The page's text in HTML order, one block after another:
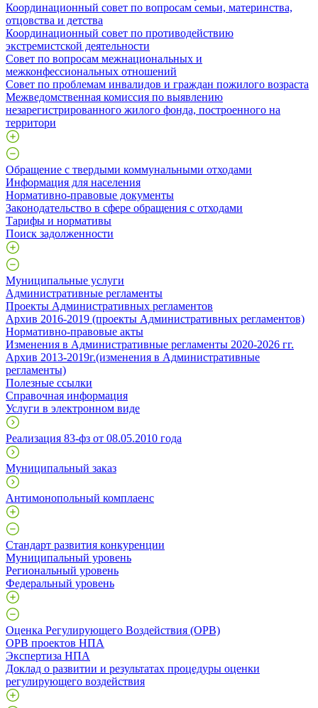
Координационный совет по вопросам семьи, материнства,
отцовства и детства
Координационный совет по противодействию
экстремистской деятельности
Совет по вопросам межнациональных и
межконфессиональных отношений
Совет по проблемам инвалидов и граждан пожилого возраста
Межведомственная комиссия по выявлению
незарегистрированного жилого фонда, построенного на
территори
Обращение с твердыми коммунальными отходами
Информация для населения
Нормативно-правовые документы
Законодательство в сфере обращения с отходами
Тарифы и нормативы
Поиск задолженности
Муниципальные услуги
Административные регламенты
Проекты Административных регламентов
Архив 2016-2019 (проекты Административных регламентов)
Нормативно-правовые акты
Изменения в Административные регламенты 2020-2026 гг.
Архив 2013-2019г.(изменения в Административные
регламенты)
Полезные ссылки
Справочная информация
Услуги в электронном виде
Реализация 83-фз от 08.05.2010 года
Муниципальный заказ
Антимонопольный комплаенс
Стандарт развития конкуренции
Муниципальный уровень
Региональный уровень
Федеральный уровень
Оценка Регулирующего Воздействия (ОРВ)
ОРВ проектов НПА
Экспертиза НПА
Доклад о развитии и результатах процедуры оценки
регулирующего воздействия